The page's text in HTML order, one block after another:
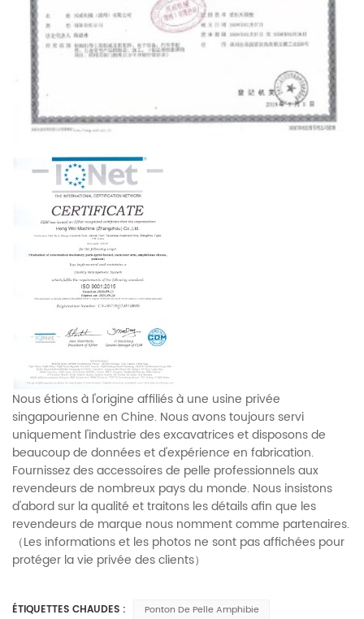
Nous étions à l'origine affiliés à une usine privée
singapourienne en Chine. Nous avons toujours servi
uniquement l'industrie des excavatrices et disposons de
beaucoup de données et d'expérience en fabrication.
Fournissez des accessoires de pelle professionnels aux
revendeurs de nombreux pays du monde. Nous insistons
d'abord sur la qualité et traitons les détails afin que les
revendeurs de marque nous nomment comme partenaires.
（Les informations et les photos ne sont pas affichées pour
protéger la vie privée des clients）
ÉTIQUETTES CHAUDES :
Ponton De Pelle Amphibie